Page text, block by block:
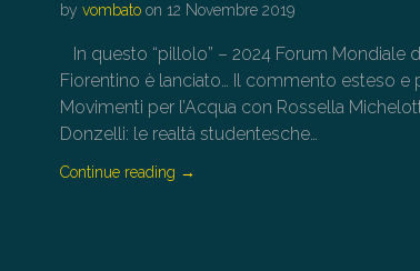
byvombato on 12 Novembre 2019
In questo “pillolo” – 2024 Forum Mondiale
Fiorentino è lanciato… Il commento esteso e
Movimenti per l’Acqua con
Donzelli: le realtà studentesche…
Continue reading →